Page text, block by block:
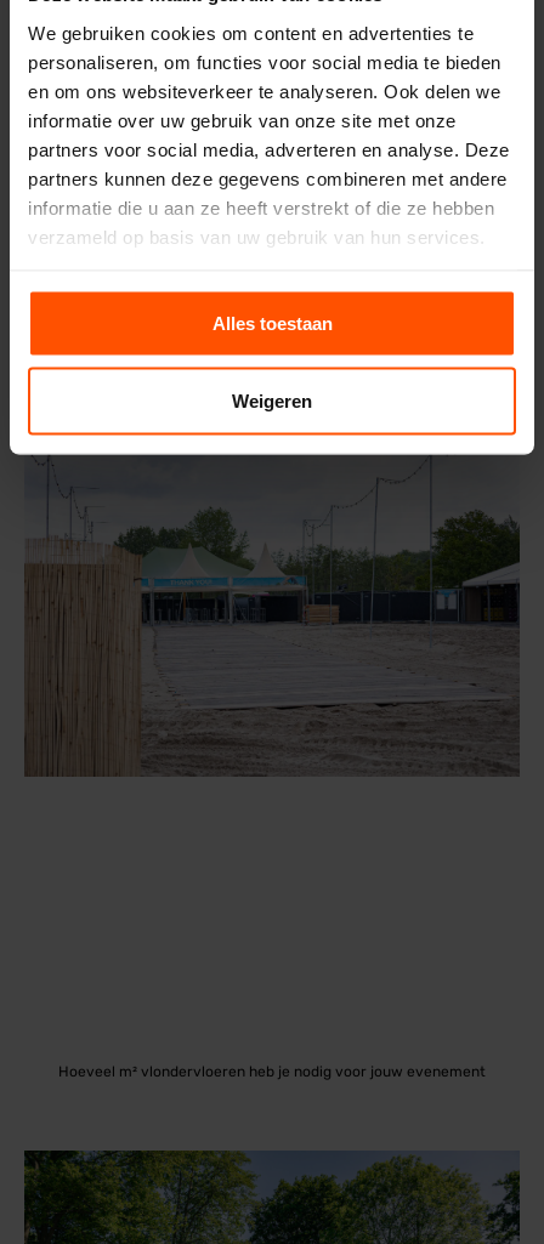
We gebruiken cookies om content en advertenties te
personaliseren, om functies voor social media te bieden
en om ons websiteverkeer te analyseren. Ook delen we
informatie over uw gebruik van onze site met onze
partners voor social media, adverteren en analyse. Deze
partners kunnen deze gegevens combineren met andere
informatie die u aan ze heeft verstrekt of die ze hebben
verzameld op basis van uw gebruik van hun services.
Alles toestaan
Weigeren
Tijdelijke voorzieningen voor evenementen in stadsparken
Hoeveel m² vlondervloeren heb je nodig voor jouw evenement